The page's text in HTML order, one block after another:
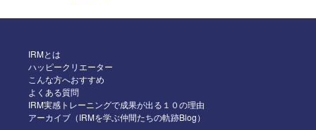
2025年5月
2025年4月
2025年3月
自己肯定感 感情のコントロール
IRMとは
ハッピークリエーター
こんな方へおすすめ
よくある質問
IRM実感トレーニングで成果が出る１０の理由
アーカイブ（IRMを学ぶ仲間たちの軌跡Blog）